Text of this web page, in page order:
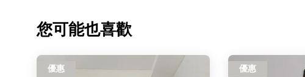
您可能也喜歡
優惠 優惠